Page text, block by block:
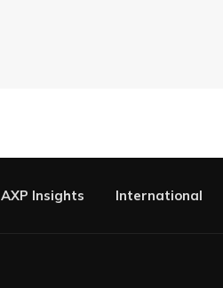
AXP Insights International